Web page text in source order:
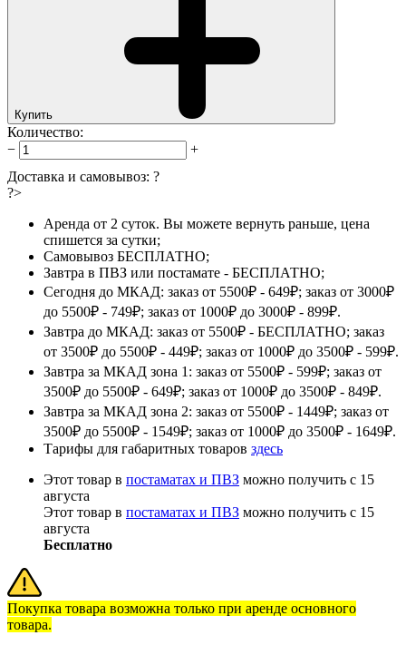
Купить
Количество:
−
+
Доставка и самовывоз: ?
?>
Аренда от 2 суток. Вы можете вернуть раньше, цена
спишется за сутки;
Самовывоз БЕСПЛАТНО;
Завтра в ПВЗ или постамате - БЕСПЛАТНО;
Сегодня до МКАД: заказ от 5500₽ - 649₽; заказ от 3000₽
до 5500₽ - 749₽; заказ от 1000₽ до 3000₽ - 899₽.
Завтра до МКАД: заказ от 5500₽ - БЕСПЛАТНО; заказ
от 3500₽ до 5500₽ - 449₽; заказ от 1000₽ до 3500₽ - 599₽.
Завтра за МКАД зона 1: заказ от 5500₽ - 599₽; заказ от
3500₽ до 5500₽ - 649₽; заказ от 1000₽ до 3500₽ - 849₽.
Завтра за МКАД зона 2: заказ от 5500₽ - 1449₽; заказ от
3500₽ до 5500₽ - 1549₽; заказ от 1000₽ до 3500₽ - 1649₽.
Тарифы для габаритных товаров здесь
Этот товар в постаматах и ПВЗ можно получить с 15
августа
Этот товар в постаматах и ПВЗ можно получить с 15
августа
Бесплатно
Покупка товара возможна только при аренде основного
товара.